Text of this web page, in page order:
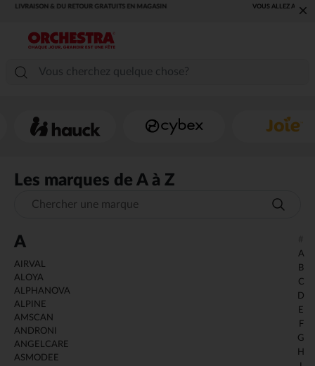
VOUS ALLEZ ADORER LA RENTRÉE ! DÉCOUVREZ LA NOUVELLE
×
Les marques de A à Z
Chercher une marque
A
AIRVAL
ALOYA
ALPHANOVA
ALPINE
AMSCAN
ANDRONI
ANGELCARE
ASMODEE
A
B
C
D
E
F
G
H